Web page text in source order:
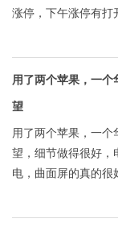
涨停，下午涨停有打
用了两个苹果，一个
望
用了两个苹果，一个
望，细节做得很好，
电，曲面屏的真的很